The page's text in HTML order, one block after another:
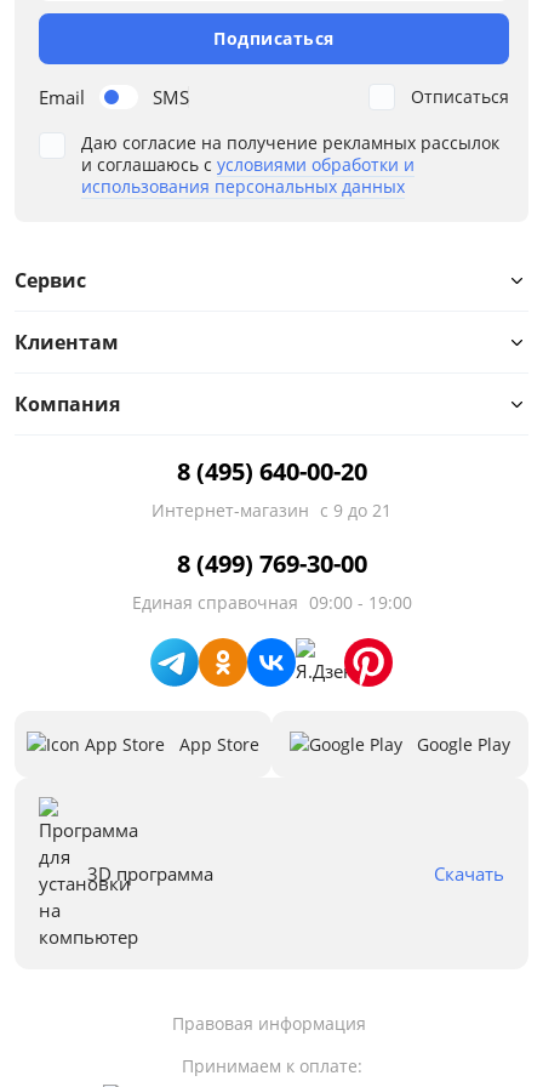
Email SMS
Подписаться
Даю согласие на получение рекламных рассылок
и соглашаюсь с условиями обработки и
использования персональных данных
Отписаться
Сервис
Клиентам
Компания
8 (495) 640-00-20
Интернет-магазин с 9 до 21
8 (499) 769-30-00
Единая справочная 09:00 - 19:00
App Store Google Play
3D программа Скачать
Принимаем к оплате:
Правовая информация